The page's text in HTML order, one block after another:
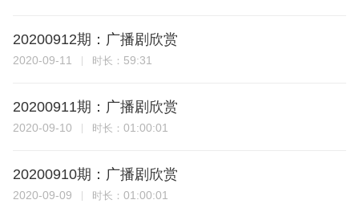
20200912期：广播剧欣赏
2020-09-11 时长： 59:31
20200911期：广播剧欣赏
2020-09-10 时长： 01:00:01
20200910期：广播剧欣赏
2020-09-09 时长： 01:00:01